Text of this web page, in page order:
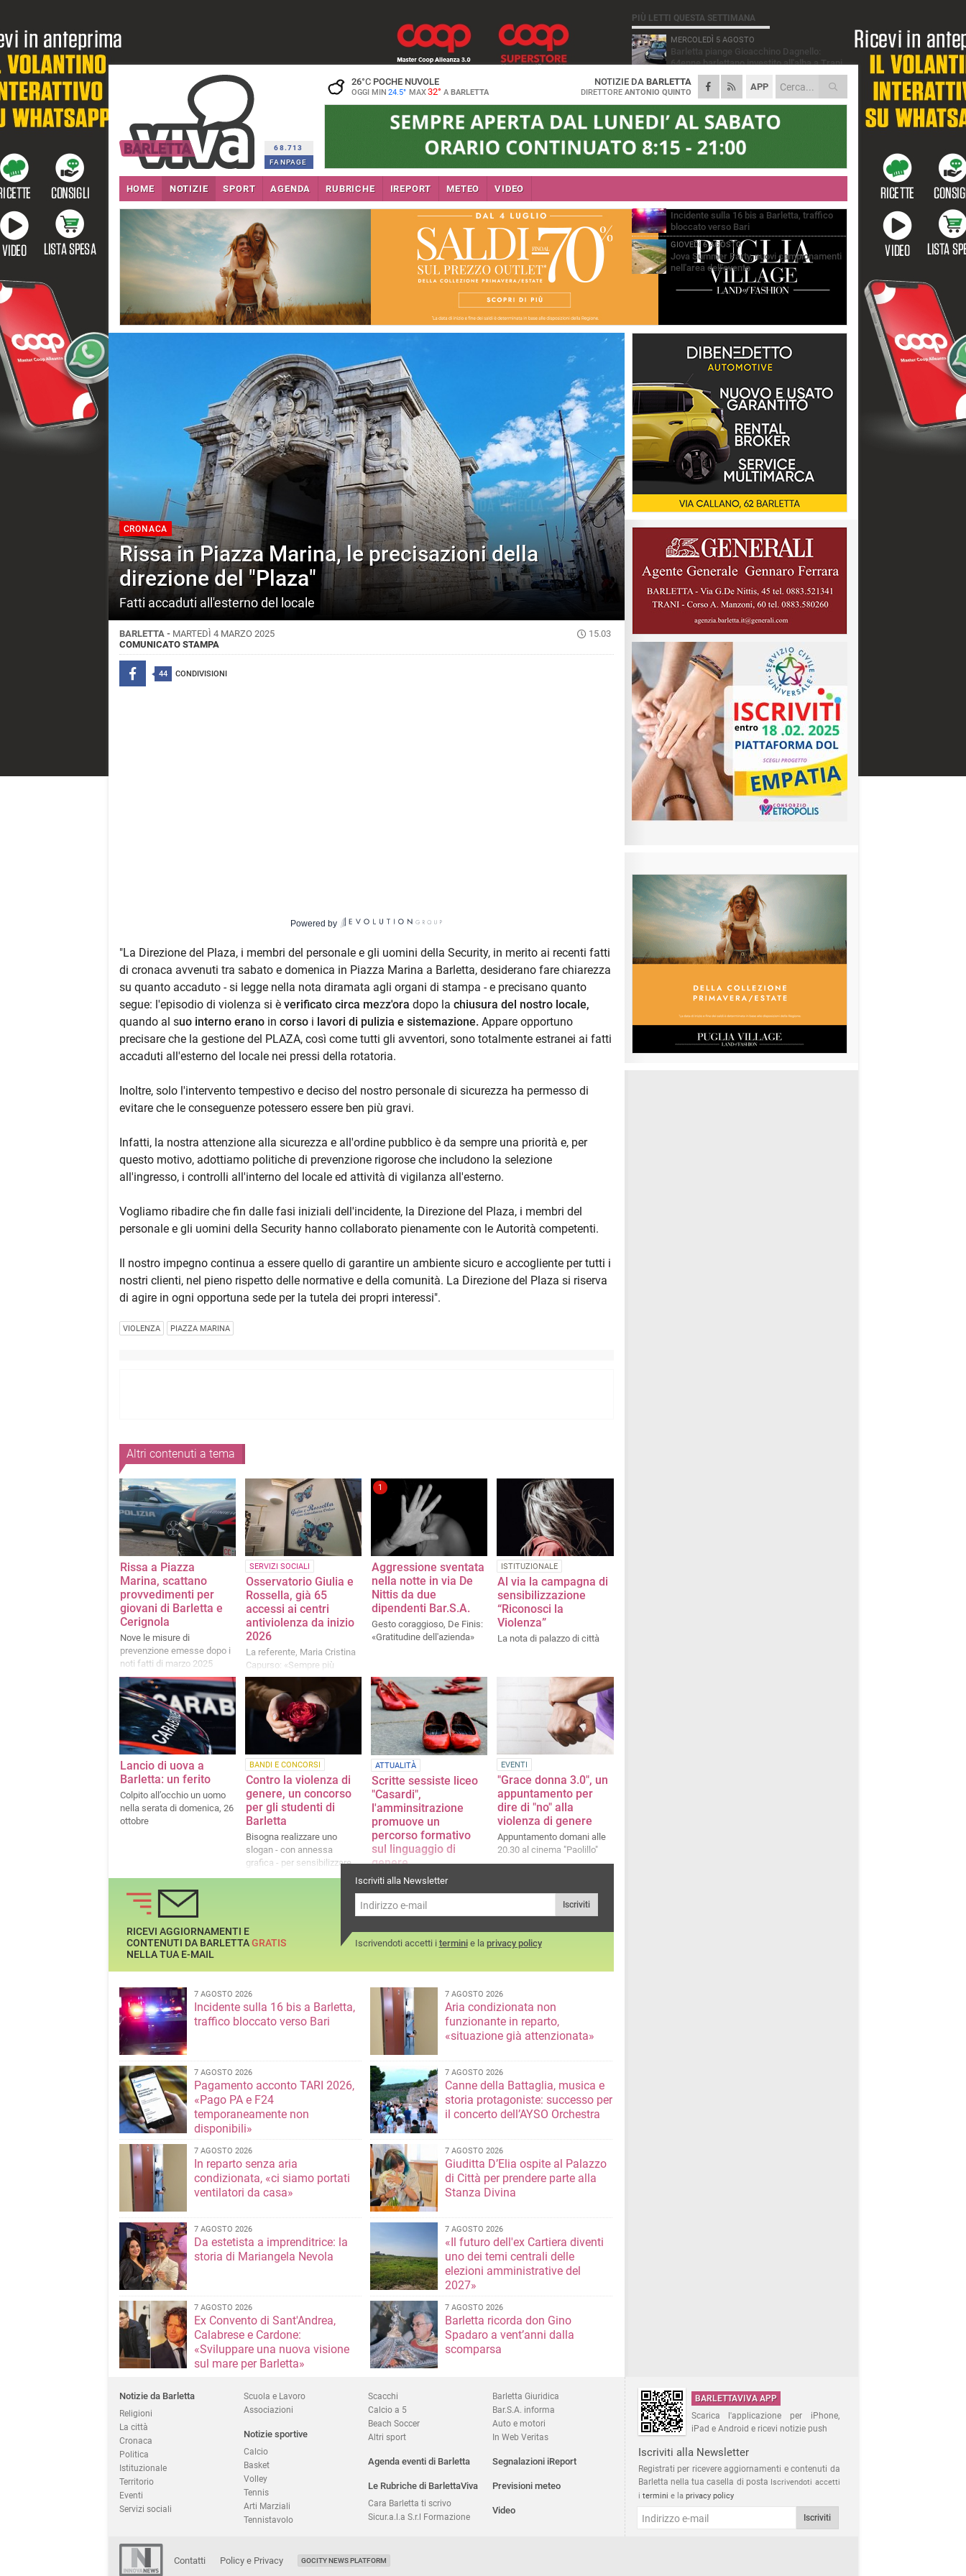
68.713
FANPAGE
26°CPOCHE NUVOLE
OGGI MIN 24.5° MAX32° A BARLETTA
APP
NOTIZIE DA BARLETTA
DIRETTORE ANTONIO QUINTO
HOME NOTIZIE SPORT AGENDA RUBRICHE IREPORT METEO VIDEO
CRONACA
Rissa in Piazza Marina, le precisazioni della
direzione del "Plaza"
Fatti accaduti all'esterno del locale
BARLETTA - MARTEDÌ 4 MARZO 2025
15.03
COMUNICATO STAMPA
44 CONDIVISIONI
Powered by
"La Direzione del Plaza, i membri del personale e gli uomini della Security, in merito ai recenti fatti
di cronaca avvenuti tra sabato e domenica in Piazza Marina a Barletta, desiderano fare chiarezza
su quanto accaduto - si legge nella nota diramata agli organi di stampa - e precisano quanto
segue: l'episodio di violenza si è verificato circa mezz'ora dopo la chiusura del nostro locale,
quando al suo interno erano in corso i lavori di pulizia e sistemazione. Appare opportuno
precisare che la gestione del PLAZA, così come tutti gli avventori, sono totalmente estranei ai fatti
accaduti all'esterno del locale nei pressi della rotatoria.
Inoltre, solo l'intervento tempestivo e deciso del nostro personale di sicurezza ha permesso di
evitare che le conseguenze potessero essere ben più gravi.
Infatti, la nostra attenzione alla sicurezza e all'ordine pubblico è da sempre una priorità e, per
questo motivo, adottiamo politiche di prevenzione rigorose che includono la selezione
all'ingresso, i controlli all'interno del locale ed attività di vigilanza all'esterno.
Vogliamo ribadire che fin dalle fasi iniziali dell'incidente, la Direzione del Plaza, i membri del
personale e gli uomini della Security hanno collaborato pienamente con le Autorità competenti.
Il nostro impegno continua a essere quello di garantire un ambiente sicuro e accogliente per tutti i
nostri clienti, nel pieno rispetto delle normative e della comunità. La Direzione del Plaza si riserva
di agire in ogni opportuna sede per la tutela dei propri interessi".
VIOLENZA PIAZZA MARINA
Altri contenuti a tema
Rissa a Piazza
Marina, scattano
provvedimenti per
giovani di Barletta e
Cerignola
Nove le misure di
prevenzione emesse dopo i
noti fatti di marzo 2025
SERVIZI SOCIALI
Osservatorio Giulia e
Rossella, già 65
accessi ai centri
antiviolenza da inizio
2026
La referente, Maria Cristina
Capurso: «Sempre più
giovani chiedono aiuto,
cresce la consapevolezza»
1
Aggressione sventata
nella notte in via De
Nittis da due
dipendenti Bar.S.A.
Gesto coraggioso, De Finis:
«Gratitudine dell'azienda»
ISTITUZIONALE
Al via la campagna di
sensibilizzazione
“Riconosci la
Violenza”
La nota di palazzo di città
Lancio di uova a
Barletta: un ferito
Colpito all’occhio un uomo
nella serata di domenica, 26
ottobre
BANDI E CONCORSI
Contro la violenza di
genere, un concorso
per gli studenti di
Barletta
Bisogna realizzare uno
slogan - con annessa
grafica - per sensibilizzare
sul tema
ATTUALITÀ
Scritte sessiste liceo
"Casardi",
l'amminsitrazione
promuove un
percorso formativo
sul linguaggio di
genere
La nota di palazzo di città
EVENTI
"Grace donna 3.0", un
appuntamento per
dire di "no" alla
violenza di genere
Appuntamento domani alle
20.30 al cinema "Paolillo"
Iscriviti alla Newsletter
Iscriviti
Iscrivendoti accetti i terminie la privacy policy
RICEVI AGGIORNAMENTI E
CONTENUTI DA BARLETTAGRATIS
NELLA TUA E-MAIL
7 AGOSTO 2026
Incidente sulla 16 bis a Barletta,
traffico bloccato verso Bari
7 AGOSTO 2026
Aria condizionata non
funzionante in reparto,
«situazione già attenzionata»
7 AGOSTO 2026
Pagamento acconto TARI 2026,
«Pago PA e F24
temporaneamente non
disponibili»
7 AGOSTO 2026
Canne della Battaglia, musica e
storia protagoniste: successo per
il concerto dell’AYSO Orchestra
7 AGOSTO 2026
In reparto senza aria
condizionata, «ci siamo portati
ventilatori da casa»
7 AGOSTO 2026
Giuditta D’Elia ospite al Palazzo
di Città per prendere parte alla
Stanza Divina
7 AGOSTO 2026
Da estetista a imprenditrice: la
storia di Mariangela Nevola
7 AGOSTO 2026
«Il futuro dell'ex Cartiera diventi
uno dei temi centrali delle
elezioni amministrative del
2027»
7 AGOSTO 2026
Ex Convento di Sant'Andrea,
Calabrese e Cardone:
«Sviluppare una nuova visione
sul mare per Barletta»
7 AGOSTO 2026
Barletta ricorda don Gino
Spadaro a vent’anni dalla
scomparsa
PIÙ LETTI QUESTA SETTIMANA
MERCOLEDÌ 5 AGOSTO
Barletta piange Gioacchino Dagnello:
64enne barlettano investito all'alba a Trani
GIOVEDÌ 6 AGOSTO
Il ricordo di "Cecco", il benzinaio col
sorriso: «Contava i giorni che lo
separavano dalla pensione»
MERCOLEDÌ 5 AGOSTO
sopralluogo nell'area dell'evento
Beni confiscati alla mafia. Nasce il servizio
VENERDÌ 7 AGOSTO
Incidente sulla 16 bis a Barletta, traffico
bloccato verso Bari
GIOVEDÌ 6 AGOSTO
Jova Summer Party, nuovi campionamenti
nell'area dell'evento
Notizie da Barletta
Religioni
La città
Cronaca
Politica
Istituzionale
Territorio
Eventi
Servizi sociali
Scuola e Lavoro
Associazioni
Notizie sportive
Calcio
Basket
Volley
Tennis
Arti Marziali
Tennistavolo
Scacchi
Calcio a 5
Beach Soccer
Altri sport
Agenda eventi di Barletta
Le Rubriche di BarlettaViva
Cara Barletta ti scrivo
Sicur.a.l.a S.r.l Formazione
Barletta Giuridica
Bar.S.A. informa
Auto e motori
In Web Veritas
Segnalazioni iReport
Previsioni meteo
Video
BARLETTAVIVA APP
Scarica l'applicazione per iPhone,
iPad e Android e ricevi notizie push
Iscriviti alla Newsletter
Registrati per ricevere aggiornamenti e contenuti da
Barletta nella tua casella di posta Iscrivendoti accetti
i termini e la privacy policy
Iscriviti
Contatti Policy e Privacy GOCITY NEWS PLATFORM